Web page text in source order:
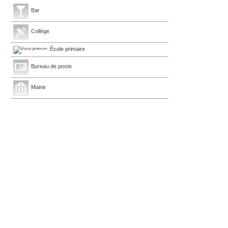
Bar
Collège
École primaire
Bureau de poste
Mairie